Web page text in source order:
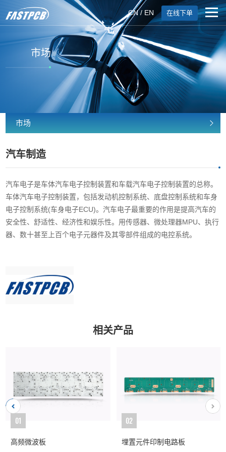
在线下单
CN/ EN
市场
市场
汽车制造
汽车电子是车体汽车电子控制装置和车载汽车电子控制装置的总称。
车体汽车电子控制装置，包括发动机控制系统、底盘控制系统和车身
电子控制系统(车身电子ECU)。汽车电子最重要的作用是提高汽车的
安全性、舒适性、经济性和娱乐性。用传感器、微处理器MPU、执行
器、数十甚至上百个电子元器件及其零部件组成的电控系统。
相关产品
01
高频微波板
02
埋置元件印制电路板